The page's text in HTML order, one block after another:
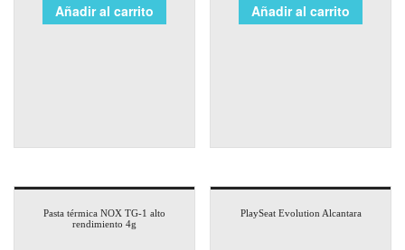
Añadir al carrito Añadir al carrito
Pasta térmica NOX TG-1 alto
rendimiento 4g
PlaySeat Evolution Alcantara